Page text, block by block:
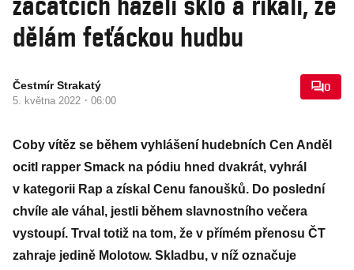
dělám feťáckou hudbu
Čestmír Strakatý
5. května 2022 · 06:00
0
Coby vítěz se během vyhlášení hudebních Cen Anděl
ocitl rapper Smack na pódiu hned dvakrát, vyhrál
v kategorii Rap a získal Cenu fanoušků. Do poslední
chvíle ale váhal, jestli během slavnostního večera
vystoupí. Trval totiž na tom, že v přímém přenosu ČT
zahraje jedině Molotow. Skladbu, v níž označuje